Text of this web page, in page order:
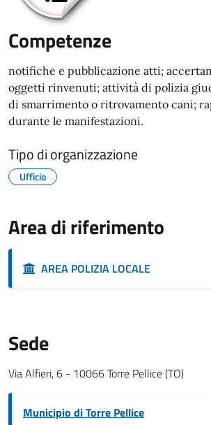
Competenze
notifiche e pubblicazione atti;
oggetti rinvenuti; attività di polizia
di smarrimento o ritrovamento cani;
durante le manifestazioni.
Tipo di organizzazione
Ufficio
Area di riferimento
AREA POLIZIA LOCALE
Sede
Via Alfieri, 6 - 10066 Torre Pellice (TO)
Municipio di Torre Pellice